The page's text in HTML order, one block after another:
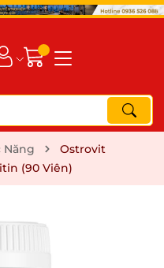
Năng
Ostrovit
(90 Viên)